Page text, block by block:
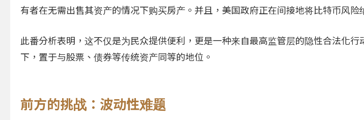
有者在无需出售其资产的情况下购买房产。并且，美国政府正在间接地将比特币风险
此番分析表明，这不仅是为民众提供便利，更是一种来自最高监管层的隐性合法化
下，置于与股票、债券等传统资产同等的地位。
前方的挑战：波动性难题